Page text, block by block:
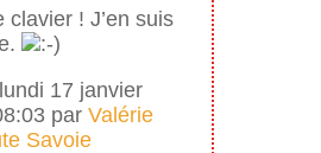
clavier ! J’en suis
17 janvier
par Valérie
Savoie